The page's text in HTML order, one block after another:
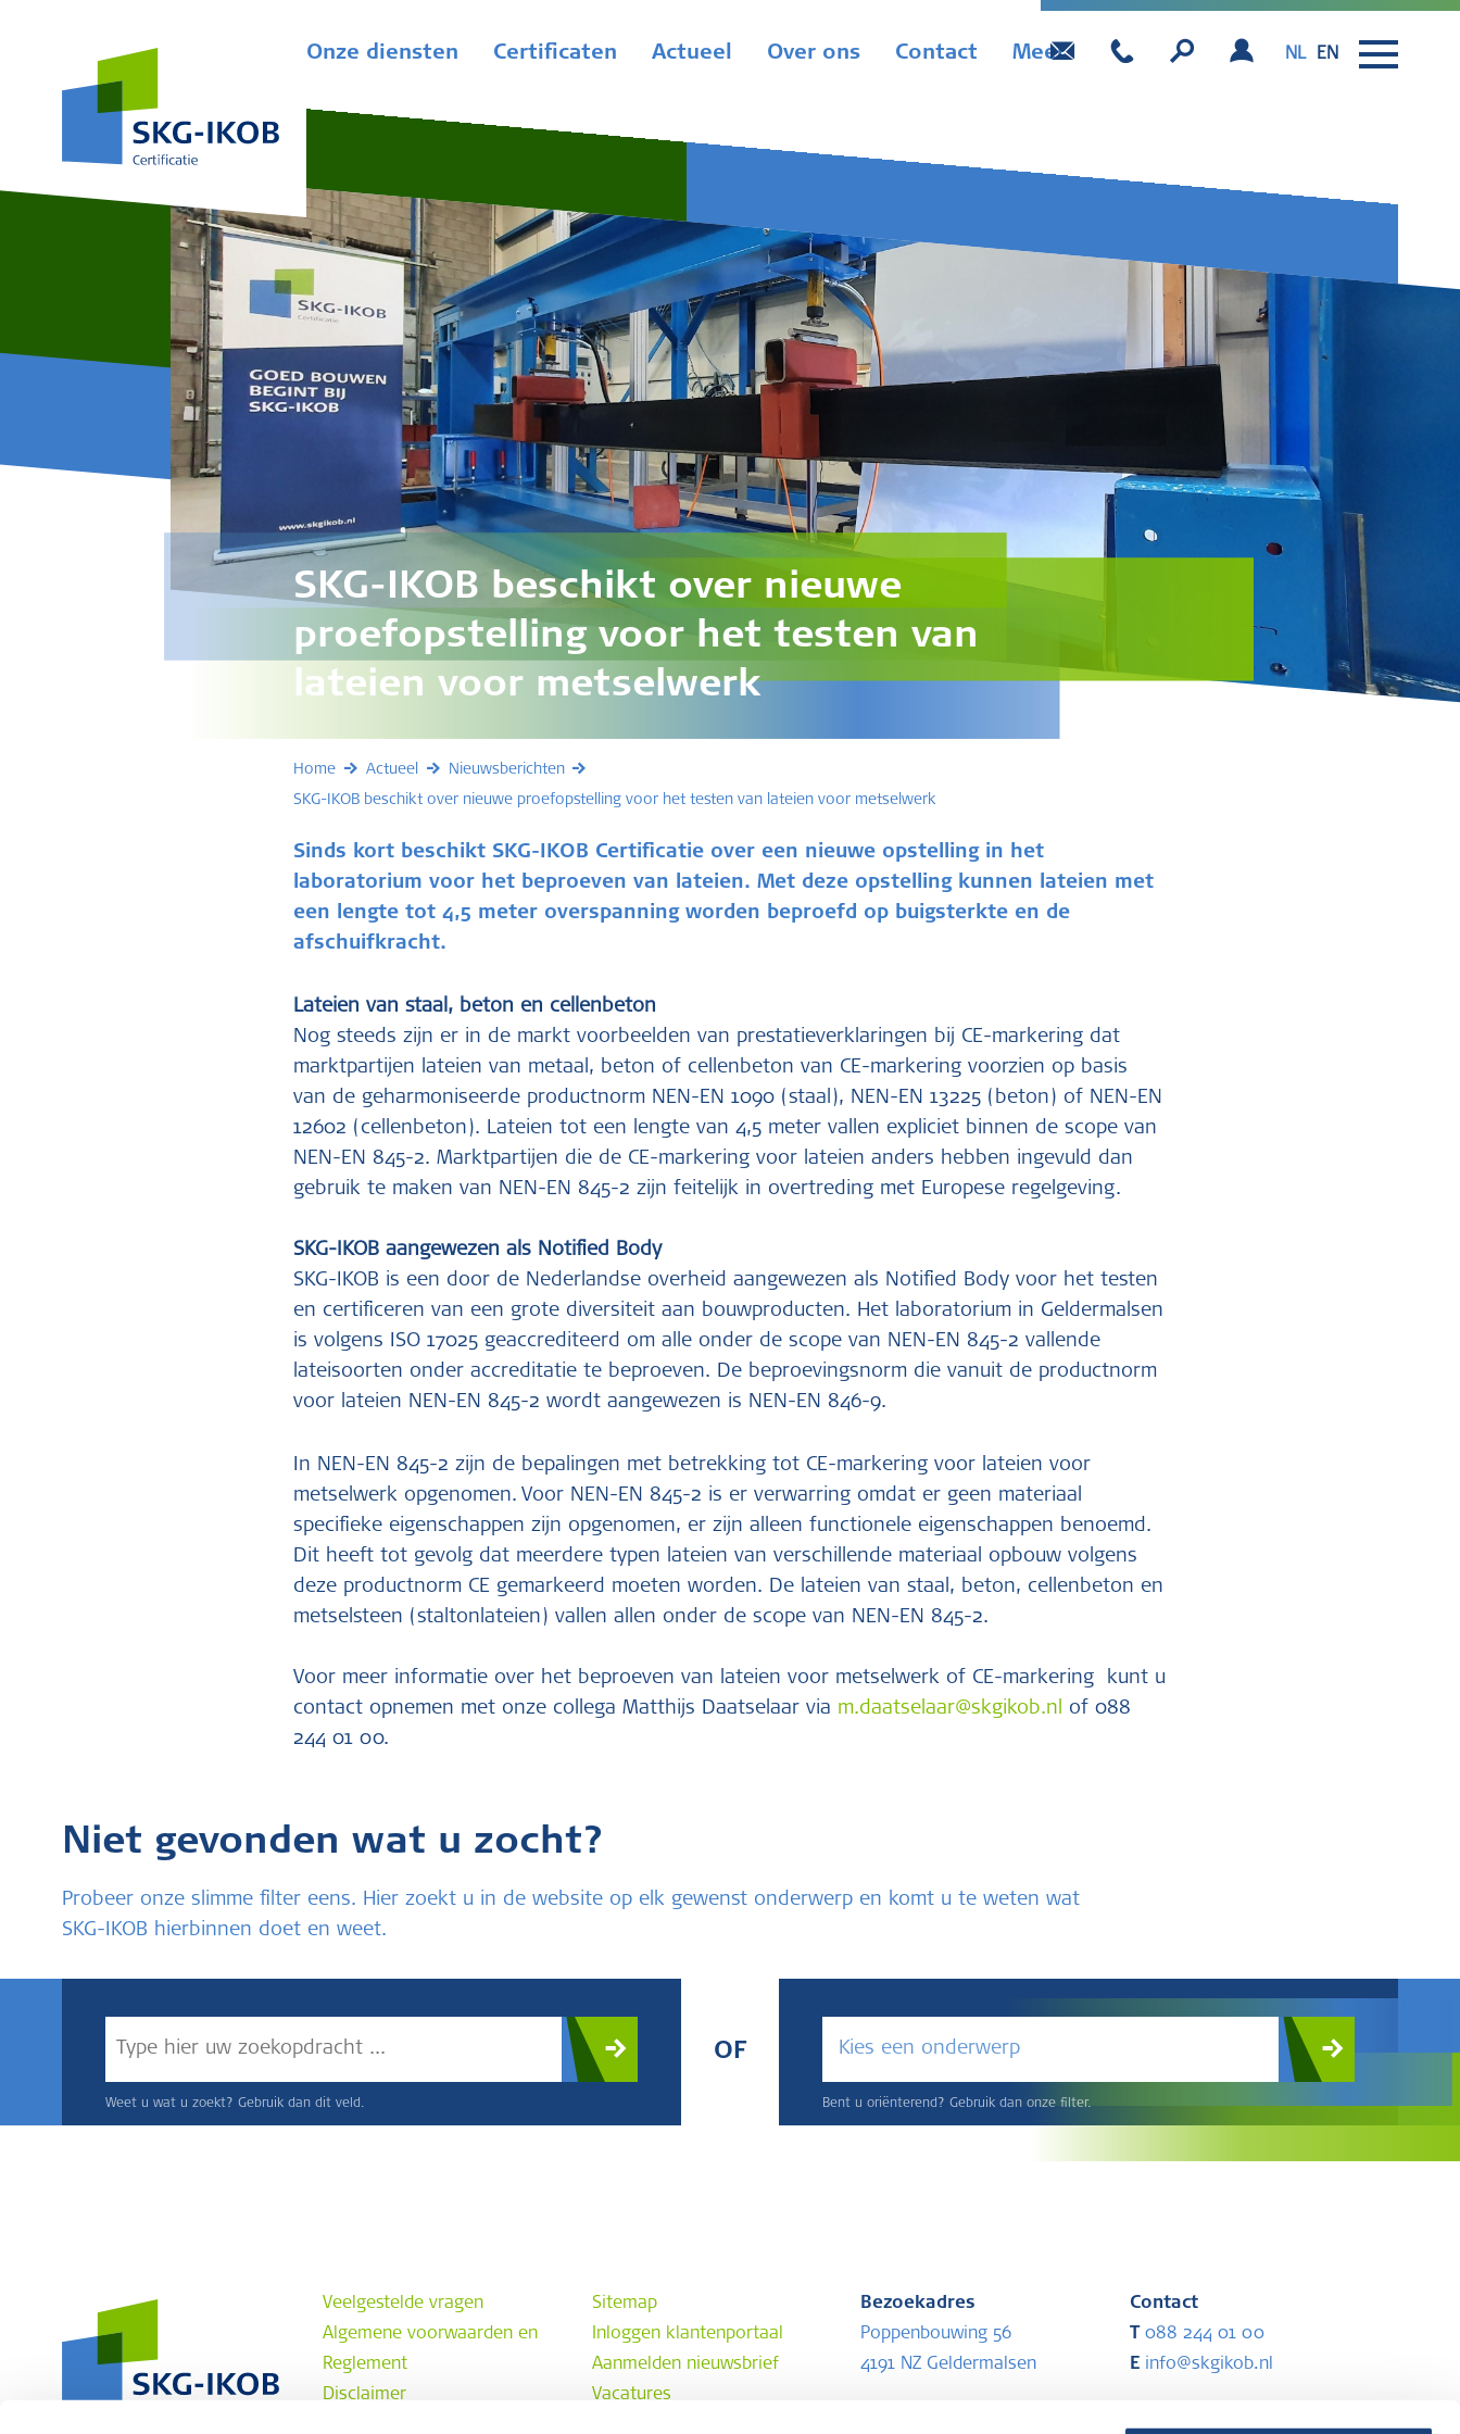
Onze diensten Certificaten Actueel Over ons Contact Meer NL EN
SKG-IKOB beschikt over nieuwe
proefopstelling voor het testen van
lateien voor metselwerk
Home Actueel
Nieuwsberichten
SKG-IKOB beschikt over nieuwe proefopstelling voor het testen van lateien voor metselwerk
Sinds kort beschikt SKG-IKOB Certificatie over een nieuwe opstelling in het
laboratorium voor het beproeven van lateien. Met deze opstelling kunnen lateien met
een lengte tot 4,5 meter overspanning worden beproefd op buigsterkte en de
afschuifkracht.
Lateien van staal, beton en cellenbeton
Nog steeds zijn er in de markt voorbeelden van prestatieverklaringen bij CE-markering dat
marktpartijen lateien van metaal, beton of cellenbeton van CE-markering voorzien op basis
van de geharmoniseerde productnorm NEN-EN 1090 (staal), NEN-EN 13225 (beton) of NEN-EN
12602 (cellenbeton). Lateien tot een lengte van 4,5 meter vallen expliciet binnen de scope van
NEN-EN 845-2. Marktpartijen die de CE-markering voor lateien anders hebben ingevuld dan
gebruik te maken van NEN-EN 845-2 zijn feitelijk in overtreding met Europese regelgeving.
SKG-IKOB aangewezen als Notified Body
SKG-IKOB is een door de Nederlandse overheid aangewezen als Notified Body voor het testen
en certificeren van een grote diversiteit aan bouwproducten. Het laboratorium in Geldermalsen
is volgens ISO 17025 geaccrediteerd om alle onder de scope van NEN-EN 845-2 vallende
lateisoorten onder accreditatie te beproeven. De beproevingsnorm die vanuit de productnorm
voor lateien NEN-EN 845-2 wordt aangewezen is NEN-EN 846-9.
In NEN-EN 845-2 zijn de bepalingen met betrekking tot CE-markering voor lateien voor
metselwerk opgenomen. Voor NEN-EN 845-2 is er verwarring omdat er geen materiaal
specifieke eigenschappen zijn opgenomen, er zijn alleen functionele eigenschappen benoemd.
Dit heeft tot gevolg dat meerdere typen lateien van verschillende materiaal opbouw volgens
deze productnorm CE gemarkeerd moeten worden. De lateien van staal, beton, cellenbeton en
metselsteen (staltonlateien) vallen allen onder de scope van NEN-EN 845-2.
Voor meer informatie over het beproeven van lateien voor metselwerk of CE-markering kunt u
contact opnemen met onze collega Matthijs Daatselaar via m.daatselaar@skgikob.nl of 088
244 01 00.
Niet gevonden wat u zocht?
Probeer onze slimme filter eens. Hier zoekt u in de website op elk gewenst onderwerp en komt u te weten wat
SKG-IKOB hierbinnen doet en weet.
Weet u wat u zoekt? Gebruik dan dit veld.
OF Kies een onderwerp
Bent u oriënterend? Gebruik dan onze filter.
Veelgestelde vragen
Algemene voorwaarden en
Reglement
Disclaimer
Sitemap
Inloggen klantenportaal
Aanmelden nieuwsbrief
Vacatures
Bezoekadres
Poppenbouwing 56
4191 NZ Geldermalsen
Contact
088 244 01 00
Einfo@skgikob.nl
Partners